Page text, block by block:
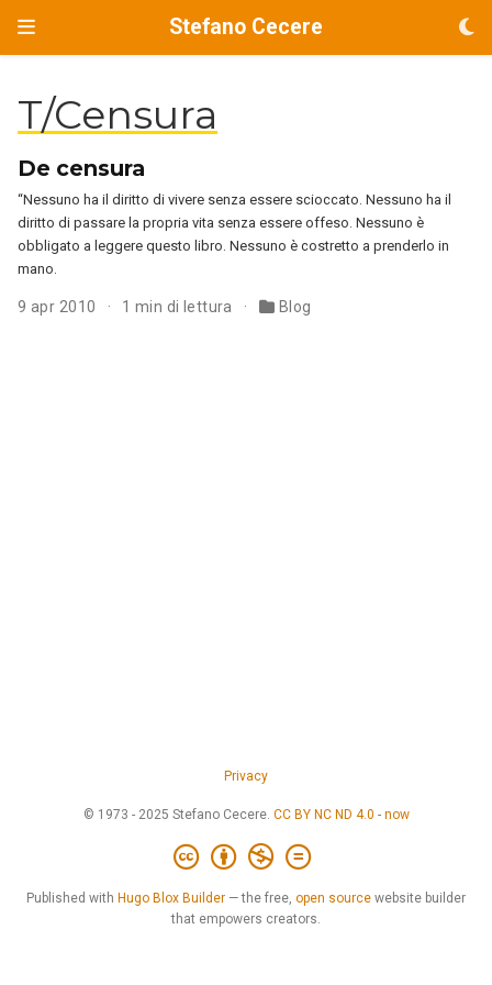
Stefano Cecere
T/Censura
De censura
“Nessuno ha il diritto di vivere senza essere scioccato. Nessuno ha il
diritto di passare la propria vita senza essere offeso. Nessuno è
obbligato a leggere questo libro. Nessuno è costretto a prenderlo in
mano.
9 apr 2010 1 min di lettura Blog
Privacy
© 1973 - 2025 Stefano Cecere. CC BY NC ND 4.0 - now
Published with Hugo Blox Builder — the free, open source website builder
that empowers creators.